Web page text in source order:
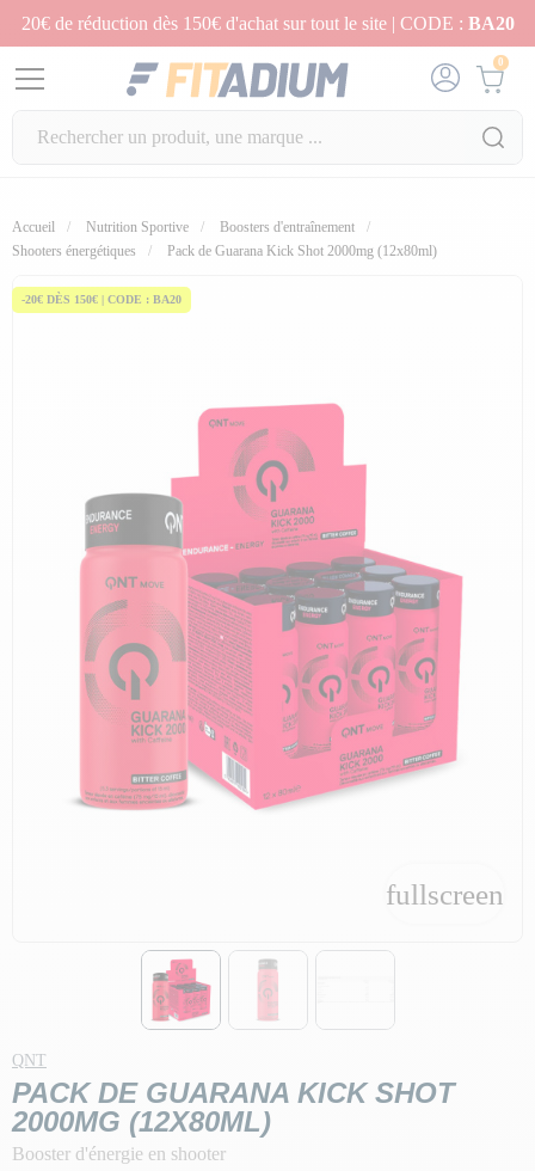
20€ de réduction dès 150€ d'achat sur tout le site | CODE : BA20
0
Accueil Nutrition Sportive
Boosters d'entraînement
Shooters énergétiques
Pack de Guarana Kick Shot 2000mg (12x80ml)
-20€ DÈS 150€ | CODE : BA20
fullscreen
fullscreen
fullscreen
QNT
PACK DE GUARANA KICK SHOT
2000MG (12X80ML)
Booster d'énergie en shooter